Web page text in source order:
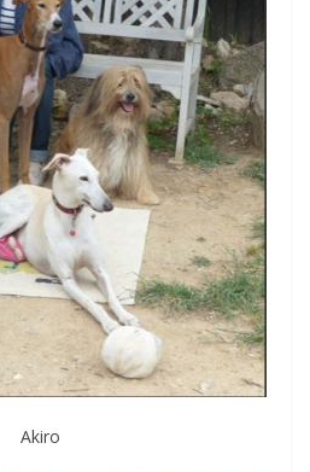
Akiro